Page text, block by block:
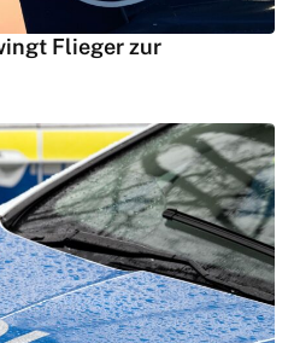
Flieger zur